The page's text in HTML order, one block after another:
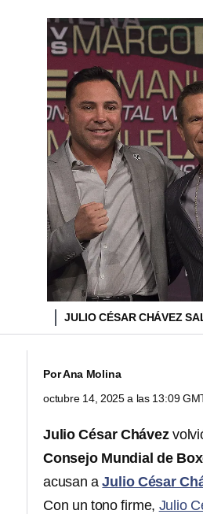
JULIO CÉSAR CHÁVEZ
PorAna Molina
octubre 14, 2025 a las 13:09
Julio César Chávez
Consejo Mundial de
acusan aJulio César
Con un tono firme, Julio